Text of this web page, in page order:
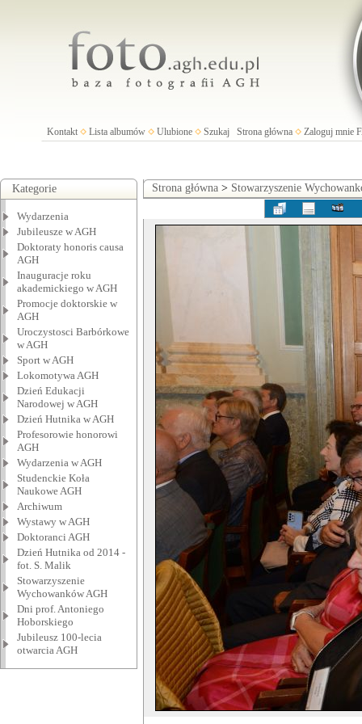
Kontakt Lista albumów Ulubione Szukaj Strona główna Zaloguj mnie
Kategorie
Wydarzenia
Jubileusze w AGH
Doktoraty honoris causa
AGH
Inauguracje roku
akademickiego w AGH
Promocje doktorskie w
AGH
Uroczystosci Barbórkowe
w AGH
Sport w AGH
Lokomotywa AGH
Dzień Edukacji
Narodowej w AGH
Dzień Hutnika w AGH
Profesorowie honorowi
AGH
Wydarzenia w AGH
Studenckie Koła
Naukowe AGH
Archiwum
Wystawy w AGH
Doktoranci AGH
Dzień Hutnika od 2014 -
fot. S. Malik
Stowarzyszenie
Wychowanków AGH
Dni prof. Antoniego
Hoborskiego
Jubileusz 100-lecia
otwarcia AGH
Strona główna > Stowarzyszenie